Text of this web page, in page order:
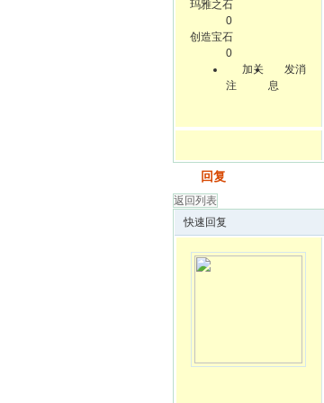
玛雅之石
0
创造宝石
0
加关
注
发消
息
回复
返回列表
快速回复